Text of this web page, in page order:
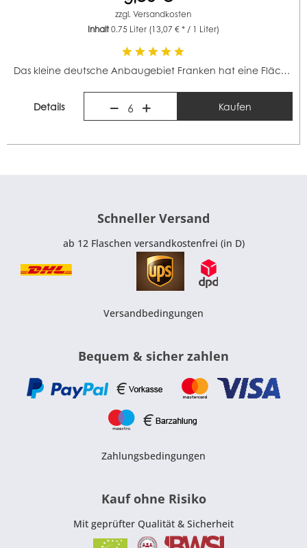
zzgl.Versandkosten
Inhalt0.75 Liter (13,07 € * / 1 Liter)
Das kleine deutsche Anbaugebiet Franken hat eine Fläche...
Details 6 Kaufen
Schneller Versand
ab 12 Flaschen versandkostenfrei (in D)
Versandbedingungen
Bequem & sicher zahlen
Zahlungsbedingungen
Kauf ohne Risiko
Mit geprüfter Qualität & Sicherheit